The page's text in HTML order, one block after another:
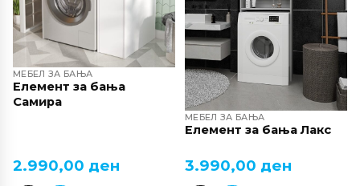
МЕБЕЛ ЗА БАЊА
Елемент за бања
Самира
2.990,00 ден
МЕБЕЛ ЗА БАЊА
Елемент за бања Лакс
3.990,00 ден